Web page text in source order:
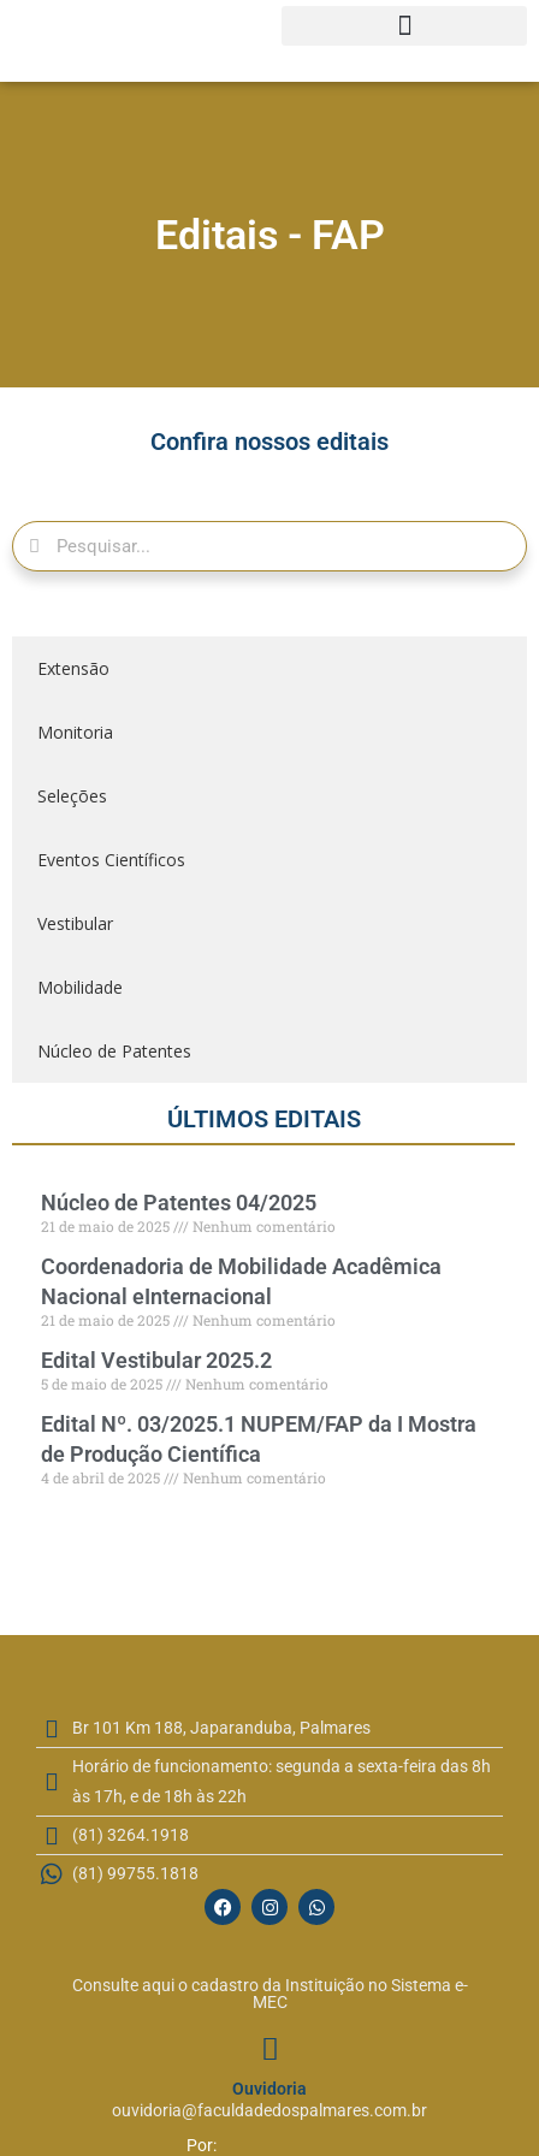
Editais - FAP
Confira nossos editais
Extensão
Monitoria
Seleções
Eventos Científicos
Vestibular
Mobilidade
Núcleo de Patentes
ÚLTIMOS EDITAIS
Núcleo de Patentes 04/2025
21 de maio de 2025 Nenhum comentário
Coordenadoria de Mobilidade Acadêmica
Nacional eInternacional
21 de maio de 2025 Nenhum comentário
Edital Vestibular 2025.2
5 de maio de 2025 Nenhum comentário
Edital Nº. 03/2025.1 NUPEM/FAP da I Mostra
de Produção Científica
4 de abril de 2025 Nenhum comentário
Br 101 Km 188, Japaranduba, Palmares
Horário de funcionamento: segunda a sexta-feira das 8h
às 17h, e de 18h às 22h
(81) 3264.1918
(81) 99755.1818
Consulte aqui o cadastro da Instituição no Sistema e-
MEC
Ouvidoria
ouvidoria@faculdadedospalmares.com.br
Por: